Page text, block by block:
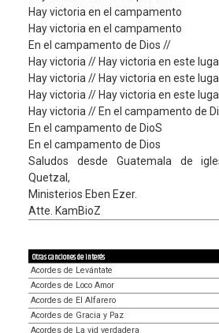
Hay victoria en el campamento
Hay victoria en el campamento
En el campamento de Dios //
Hay victoria // Hay victoria en este
Hay victoria // Hay victoria en este
Hay victoria // Hay victoria en este
Hay victoria // En el campamento de
En el campamento de DioS
En el campamento de Dios
Saludos desde Guatemala de
Quetzal,
Ministerios Eben Ezer.
Atte. KamBioZ
Otras canciones de interés
Acordes de Levántate
Acordes de Loco Amor
Acordes de El Alfarero
Acordes de Gracia y Paz
Acordes de La vid verdadera